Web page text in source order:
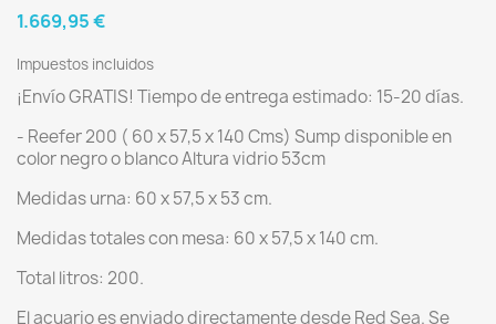
1.669,95 €
Impuestos incluidos
¡Envío GRATIS! Tiempo de entrega estimado: 15-20 días.
- Reefer 200 ( 60 x 57,5 x 140 Cms) Sump disponible en
color negro o blanco Altura vidrio 53cm
Medidas urna: 60 x 57,5 x 53 cm.
Medidas totales con mesa: 60 x 57,5 x 140 cm.
Total litros: 200.
El acuario es enviado directamente desde Red Sea. Se